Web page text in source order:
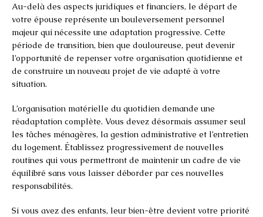
Au-delà des aspects juridiques et financiers, le départ de
votre épouse représente un bouleversement personnel
majeur qui nécessite une adaptation progressive. Cette
période de transition, bien que douloureuse, peut devenir
l’opportunité de repenser votre organisation quotidienne et
de construire un nouveau projet de vie adapté à votre
situation.
L’organisation matérielle du quotidien demande une
réadaptation complète. Vous devez désormais assumer seul
les tâches ménagères, la gestion administrative et l’entretien
du logement. Établissez progressivement de nouvelles
routines qui vous permettront de maintenir un cadre de vie
équilibré sans vous laisser déborder par ces nouvelles
responsabilités.
Si vous avez des enfants, leur bien-être devient votre priorité